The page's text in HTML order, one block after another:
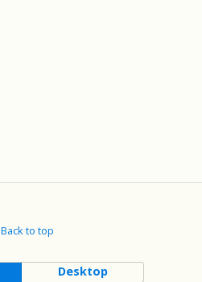
Back to top
Desktop